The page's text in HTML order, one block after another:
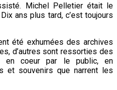
Michel Pelletier était le
ans plus tard, c’est toujours
été exhumées des archives
d’autres sont ressorties des
en coeur par le public, en
et souvenirs que narrent les